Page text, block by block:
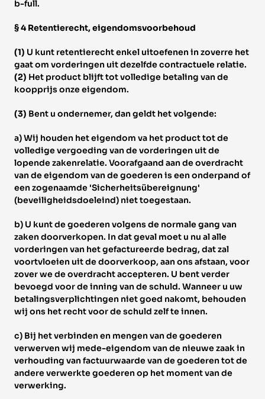
b-full.
§ 4 Retentierecht, eigendomsvoorbehoud
(1) U kunt retentierecht enkel uitoefenen in zoverre het
(2) Het product blijft tot volledige betaling van de
koopprijs onze eigendom.
(3) Bent u ondernemer, dan geldt het volgende:
a) Wij houden het eigendom va het product tot de
volledige vergoeding van de vorderingen uit de
lopende zakenrelatie. Voorafgaand aan de overdracht
van de eigendom van de goederen is een onderpand of
een zogenaamde 'Sicherheitsübereignung'
(beveiligheidsdoeleind) niet toegestaan.
b) U kunt de goederen volgens de normale gang van
zaken doorverkopen. In dat geval moet u nu al alle
vorderingen van het gefactureerde bedrag, dat zal
voortvloeien uit de doorverkoop, aan ons afstaan, voor
zover we de overdracht accepteren. U bent verder
bevoegd voor de inning van de schuld. Wanneer u uw
betalingsverplichtingen niet goed nakomt, behouden
wij ons het recht voor de schuld zelf te innen.
c) Bij het verbinden en mengen van de goederen
verwerven wij mede-eigendom van de nieuwe zaak in
verhouding van factuurwaarde van de goederen tot de
andere verwerkte goederen op het moment van de
verwerking.